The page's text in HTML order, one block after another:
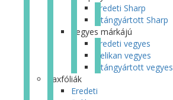
Eredeti Sharp
Utángyártott Sharp
Vegyes márkájú
Eredeti vegyes
Pelikan vegyes
Utángyártott vegyes
Faxfóliák
Eredeti